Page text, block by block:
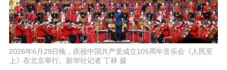
2026年6月29日晚，庆祝中国共产党成立105周年音乐会《人民至
上》在北京举行。新华社记者 丁林 摄